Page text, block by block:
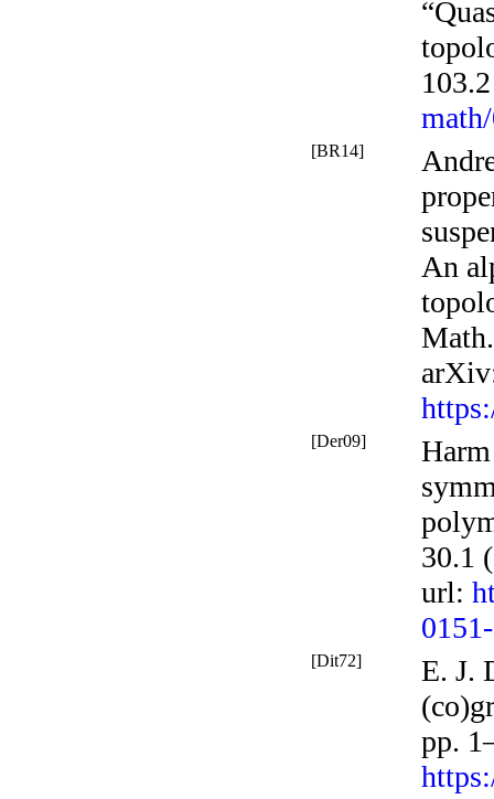
[BR14]
An
[Der09]
30.1
url:
[Dit72]
E. J.
pp.